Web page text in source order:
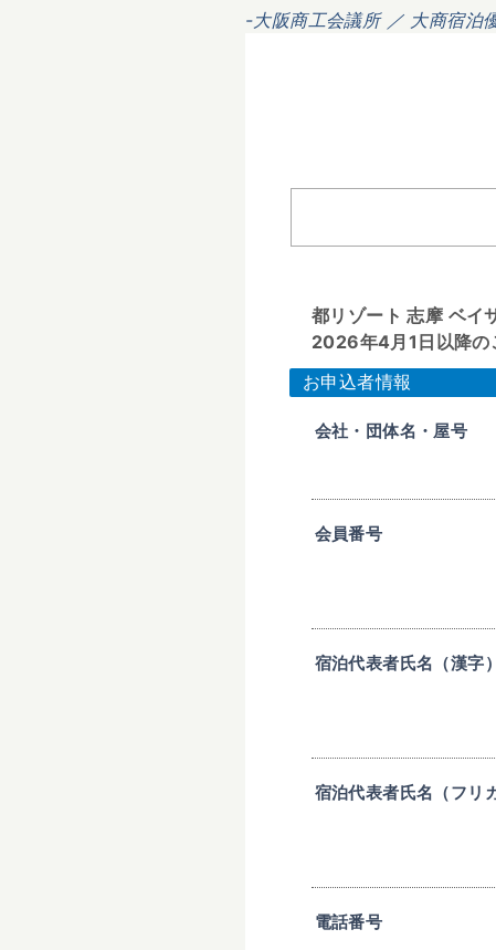
-大阪商工会議所 ／ 大商宿泊
都リゾート 志摩 ベイ
2026年4月1日以降の
お申込者情報
会社・団体名・屋号
会員番号
宿泊代表者氏名（漢字）
宿泊代表者氏名（フリ
電話番号